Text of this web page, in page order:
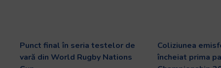
Punct final în seria testelor de
vară din World Rugby Nations
Coliziunea
încheiat prima